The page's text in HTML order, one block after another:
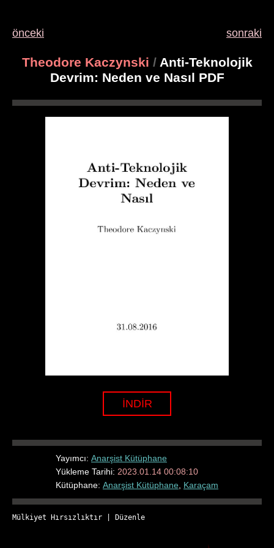
önceki sonraki
Theodore Kaczynski /Anti-Teknolojik
Devrim: Neden ve Nasıl PDF
İNDİR
Yayımcı: Anarşist Kütüphane
Yükleme Tarihi: 2023.01.14 00:08:10
Kütüphane: Anarşist Kütüphane Karaçam
Mülkiyet Hırsızlıktır Düzenle